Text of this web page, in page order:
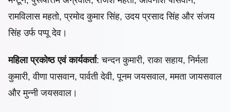
रामविलास महतो, प्रमोद कुमार सिंह, उदय प्रसाद सिंह और संजय
सिंह उर्फ पप्पू देव।
महिला प्रकोष्ठ एवं कार्यकर्ता: चन्दन कुमारी, राका सहाय, निर्मला
कुमारी, वीणा पासवान, पार्वती देवी, पूनम जयसवाल, ममता जायसवाल
और मुन्नी जयसवाल।